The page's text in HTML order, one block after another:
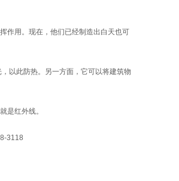
作用。现在，他们已经制造出白天也可
以此防热。另一方面，它可以将建筑物
是红外线。
3118